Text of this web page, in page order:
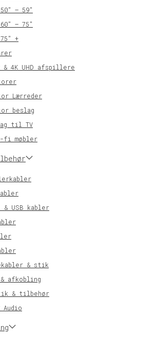
– 59″
– 75″
+
& 4K UHD afspillere
Lærreder
beslag
til TV
fi møbler
USB kabler
& stik
afkobling
& tilbehør
Audio